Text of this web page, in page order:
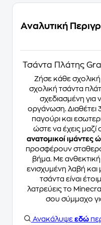
Αναλυτική
Τσάντα Πλάτης
Ζήσε κάθε
σχολική τσάντα
σχεδιασμένη για
οργάνωση. Διαθέτει
παγούρι και
ώστε να έχεις μαζί
ανατομικοί ιμάντες
προσφέρουν
βήμα. Με
ενισχυμένη λαβή
τσάντα είναι
λατρεύεις το
σου σύμμαχο
Ανακάλυψε εδώ